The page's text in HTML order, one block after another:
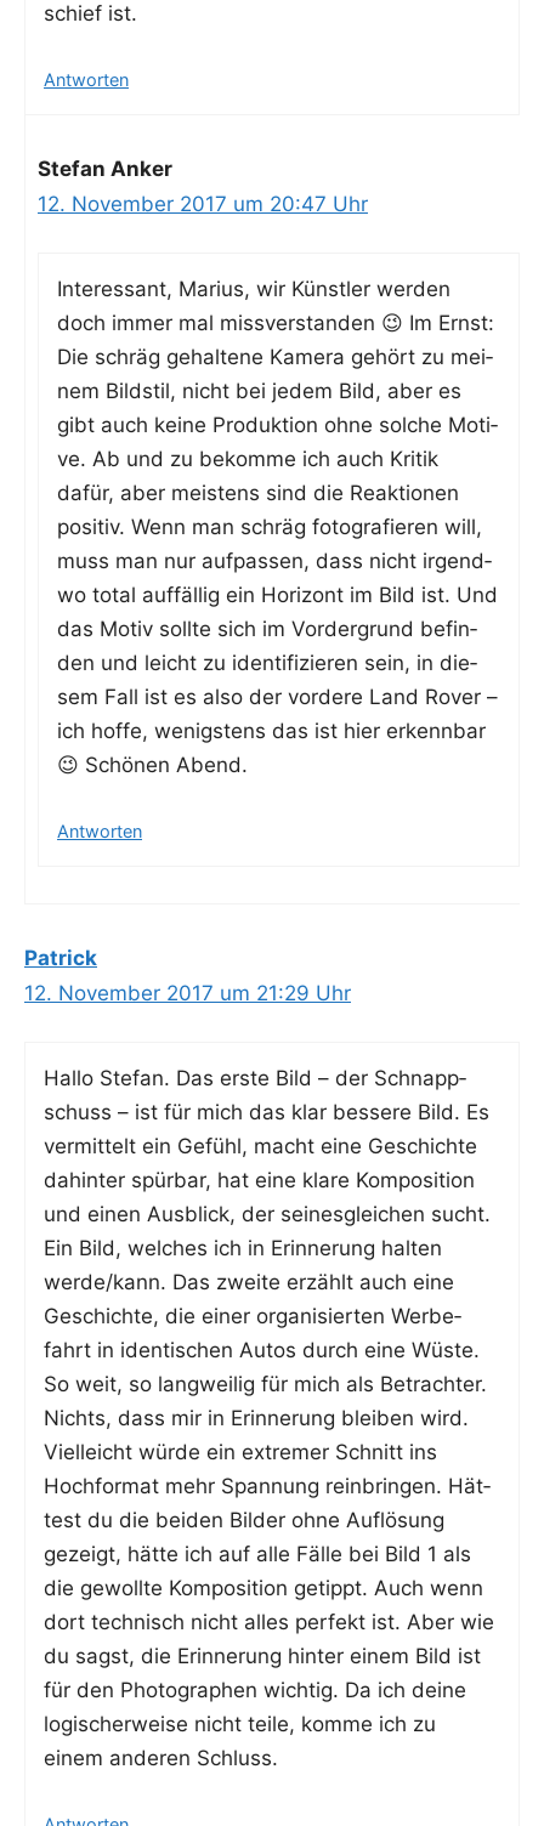
schief ist.
Antworten
Stefan Anker
12. November 2017 um 20:47 Uhr
Inter­es­sant, Mari­us, wir Künst­ler wer­den
doch immer mal miss­ver­stan­den 😉 Im Ernst:
Die schräg gehal­te­ne Kame­ra gehört zu mei­
nem Bild­stil, nicht bei jedem Bild, aber es
gibt auch kei­ne Pro­duk­ti­on ohne sol­che Moti­
ve. Ab und zu bekom­me ich auch Kri­tik
dafür, aber meis­tens sind die Reak­tio­nen
posi­tiv. Wenn man schräg foto­gra­fie­ren will,
muss man nur auf­pas­sen, dass nicht irgend­
wo total auf­fäl­lig ein Hori­zont im Bild ist. Und
das Motiv soll­te sich im Vor­der­grund befin­
den und leicht zu iden­ti­fi­zie­ren sein, in die­
sem Fall ist es also der vor­de­re Land Rover –
ich hof­fe, wenigs­tens das ist hier erkenn­bar
😉 Schö­nen Abend.
Antworten
Patrick
12. November 2017 um 21:29 Uhr
Hal­lo Ste­fan. Das ers­te Bild – der Schnapp­
schuss – ist für mich das klar bes­se­re Bild. Es
ver­mit­telt ein Gefühl, macht eine Geschich­te
dahin­ter spür­bar, hat eine kla­re Kom­po­si­ti­on
und einen Aus­blick, der sei­nes­glei­chen sucht.
Ein Bild, wel­ches ich in Erin­ne­rung hal­ten
werde/kann. Das zwei­te erzählt auch eine
Geschich­te, die einer orga­ni­sier­ten Wer­be­
fahrt in iden­ti­schen Autos durch eine Wüs­te.
So weit, so lang­wei­lig für mich als Betrach­ter.
Nichts, dass mir in Erin­ne­rung blei­ben wird.
Viel­leicht wür­de ein extre­mer Schnitt ins
Hoch­for­mat mehr Span­nung rein­brin­gen. Hät­
test du die bei­den Bil­der ohne Auf­lö­sung
gezeigt, hät­te ich auf alle Fäl­le bei Bild 1 als
die gewoll­te Kom­po­si­ti­on getippt. Auch wenn
dort tech­nisch nicht alles per­fekt ist. Aber wie
du sagst, die Erin­ne­rung hin­ter einem Bild ist
für den Pho­to­gra­phen wich­tig. Da ich dei­ne
logi­scher­wei­se nicht tei­le, kom­me ich zu
einem ande­ren Schluss.